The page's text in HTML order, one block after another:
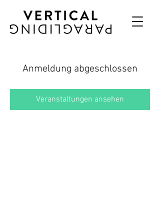
Anmeldung abgeschlossen
Veranstaltungen ansehen